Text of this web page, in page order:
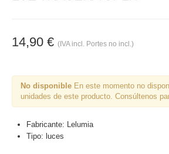
14,90 € (IVA incl. Portes no incl.)
No disponible En este momento no
unidades de este producto. Consúltenos
Fabricante: Lelumia
Tipo: luces